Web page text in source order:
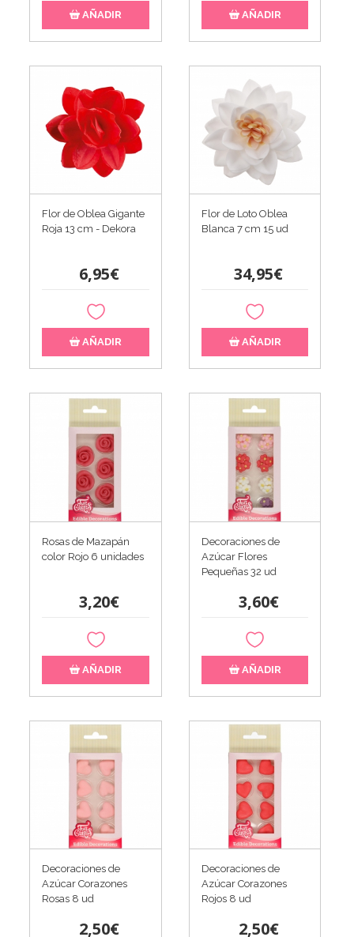
AÑADIR AÑADIR
Flor de Oblea Gigante
Roja 13 cm - Dekora
6,95€
AÑADIR
Flor de Loto Oblea
Blanca 7 cm 15 ud
34,95€
AÑADIR
Rosas de Mazapán
color Rojo 6 unidades
3,20€
AÑADIR
Decoraciones de
Azúcar Flores
Pequeñas 32 ud
3,60€
AÑADIR
Decoraciones de
Azúcar Corazones
Rosas 8 ud
2,50€
Decoraciones de
Azúcar Corazones
Rojos 8 ud
2,50€